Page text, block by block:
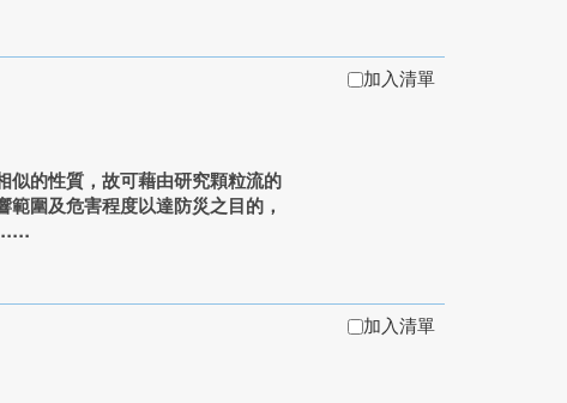
似的性質，故可藉由研究顆粒流的
圍及危害程度以達防災之目的，
加入清單
加入清單